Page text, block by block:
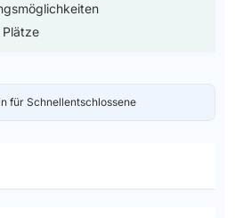
für Schnellentschlossene